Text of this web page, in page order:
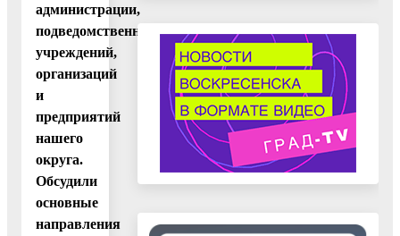
администрации,
подведомственных
учреждений,
организаций
и
предприятий
нашего
округа.
Обсудили
основные
направления